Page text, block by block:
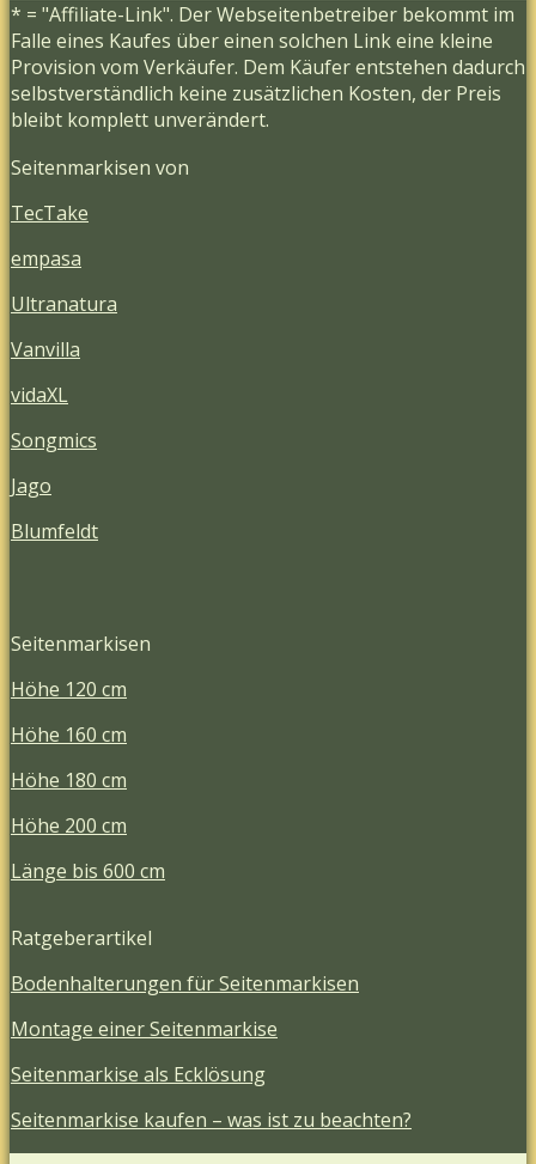
* = "Affiliate-Link". Der Webseitenbetreiber bekommt im
Falle eines Kaufes über einen solchen Link eine kleine
Provision vom Verkäufer. Dem Käufer entstehen dadurch
selbstverständlich keine zusätzlichen Kosten, der Preis
bleibt komplett unverändert.
Seitenmarkisen von
TecTake
empasa
Ultranatura
Vanvilla
vidaXL
Songmics
Jago
Blumfeldt
Seitenmarkisen
Höhe 120 cm
Höhe 160 cm
Höhe 180 cm
Höhe 200 cm
Länge bis 600 cm
Ratgeberartikel
Bodenhalterungen für Seitenmarkisen
Montage einer Seitenmarkise
Seitenmarkise als Ecklösung
Seitenmarkise kaufen – was ist zu beachten?